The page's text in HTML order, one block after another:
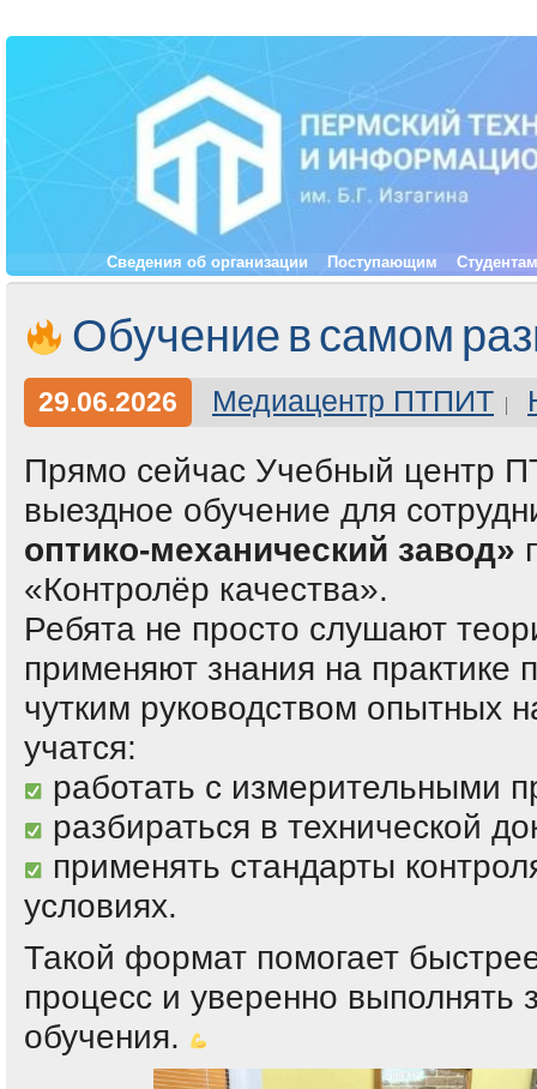
Сведения об организации Поступающим Студентам
Обучение в самом
29.06.2026 Медиацентр ПТПИТ
Прямо сейчас Учебный центр
выездное обучение для
оптико-механический завод»
«Контролёр качества».
Ребята не просто слушают
применяют знания на практике
чутким руководством опытных
учатся:
работать с измерительными
разбираться в технической
применять стандарты
условиях.
Такой формат помогает
процесс и уверенно выполнять
обучения.